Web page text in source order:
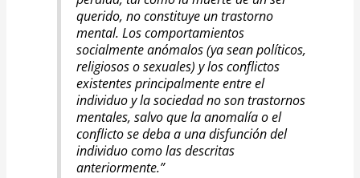
querido, no constituye un trastorno
mental. Los comportamientos
socialmente anómalos (ya sean políticos,
religiosos o sexuales) y los conflictos
existentes principalmente entre el
individuo y la sociedad no son trastornos
mentales, salvo que la anomalía o el
conflicto se deba a una disfunción del
individuo como las descritas
anteriormente.”